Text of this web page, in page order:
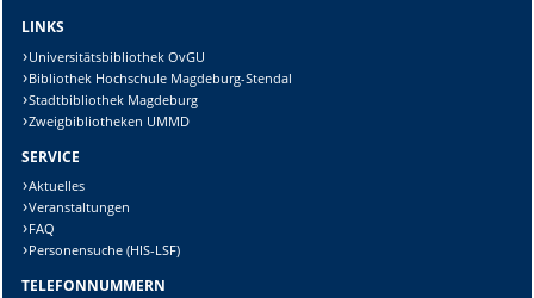
LINKS
Universitätsbibliothek OvGU
Bibliothek Hochschule Magdeburg-Stendal
Stadtbibliothek Magdeburg
Zweigbibliotheken UMMD
SERVICE
Aktuelles
Veranstaltungen
FAQ
Personensuche (HIS-LSF)
TELEFONNUMMERN